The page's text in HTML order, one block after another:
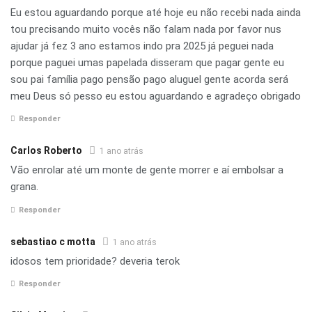
Eu estou aguardando porque até hoje eu não recebi nada ainda
tou precisando muito vocês não falam nada por favor nus
ajudar já fez 3 ano estamos indo pra 2025 já peguei nada
porque paguei umas papelada disseram que pagar gente eu
sou pai família pago pensão pago aluguel gente acorda será
meu Deus só pesso eu estou aguardando e agradeço obrigado
Responder
Carlos Roberto 1 ano atrás
Vão enrolar até um monte de gente morrer e aí embolsar a
grana.
Responder
sebastiao c motta 1 ano atrás
idosos tem prioridade? deveria terok
Responder